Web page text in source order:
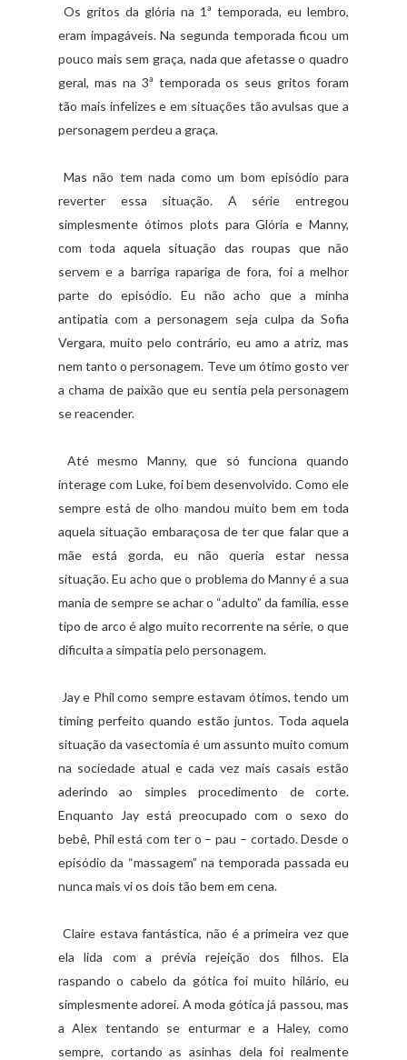
Os gritos da glória na 1ª temporada, eu lembro,
eram impagáveis. Na segunda temporada ficou um
pouco mais sem graça, nada que afetasse o quadro
geral, mas na 3ª temporada os seus gritos foram
tão mais infelizes e em situações tão avulsas que a
personagem perdeu a graça.
Mas não tem nada como um bom episódio para
reverter essa situação. A série entregou
simplesmente ótimos plots para Glória e Manny,
com toda aquela situação das roupas que não
servem e a barriga rapariga de fora, foi a melhor
parte do episódio. Eu não acho que a minha
antipatia com a personagem seja culpa da Sofia
Vergara, muito pelo contrário, eu amo a atriz, mas
nem tanto o personagem. Teve um ótimo gosto ver
a chama de paixão que eu sentia pela personagem
se reacender.
Até mesmo Manny, que só funciona quando
interage com Luke, foi bem desenvolvido. Como ele
sempre está de olho mandou muito bem em toda
aquela situação embaraçosa de ter que falar que a
mãe está gorda, eu não queria estar nessa
situação. Eu acho que o problema do Manny é a sua
mania de sempre se achar o “adulto” da família, esse
tipo de arco é algo muito recorrente na série, o que
dificulta a simpatia pelo personagem.
Jay e Phil como sempre estavam ótimos, tendo um
timing perfeito quando estão juntos. Toda aquela
situação da vasectomia é um assunto muito comum
na sociedade atual e cada vez mais casais estão
aderindo ao simples procedimento de corte.
Enquanto Jay está preocupado com o sexo do
bebê, Phil está com ter o – pau – cortado. Desde o
episódio da “massagem” na temporada passada eu
nunca mais vi os dois tão bem em cena.
Claire estava fantástica, não é a primeira vez que
ela lida com a prévia rejeição dos filhos. Ela
raspando o cabelo da gótica foi muito hilário, eu
simplesmente adorei. A moda gótica já passou, mas
a Alex tentando se enturmar e a Haley, como
sempre, cortando as asinhas dela foi realmente